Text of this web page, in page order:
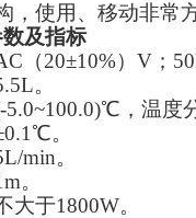
，使用、移动非常方
及指标
（20±10%）V；
。
，温度
。
min。
。
大于1800W。